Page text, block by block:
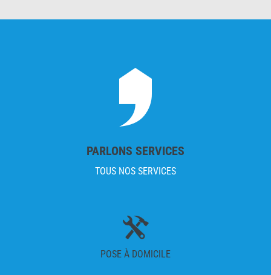
PARLONS SERVICES
TOUS NOS SERVICES
POSE À DOMICILE